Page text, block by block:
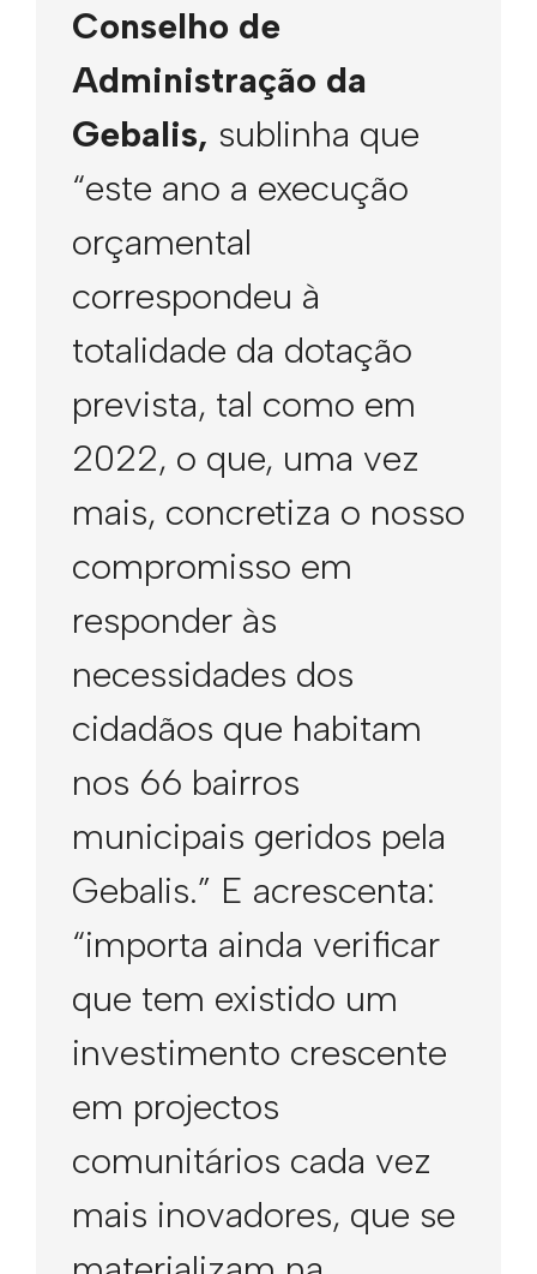
Conselho de
Administração da
Gebalis, sublinha que
“este ano a execução
orçamental
correspondeu à
totalidade da dotação
prevista, tal como em
2022, o que, uma vez
mais, concretiza o nosso
compromisso em
responder às
necessidades dos
cidadãos que habitam
nos 66 bairros
municipais geridos pela
Gebalis.” E acrescenta:
“importa ainda verificar
que tem existido um
investimento crescente
em projectos
comunitários cada vez
mais inovadores, que se